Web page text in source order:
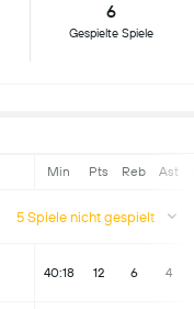
6
Gespielte Spiele
Min Pts Reb Ast
5 Spiele nicht gespielt
40:18 12 6 4